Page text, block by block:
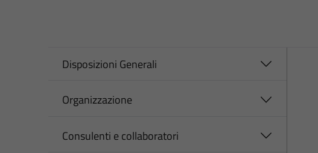
Disposizioni Generali
Organizzazione
Consulenti e collaboratori